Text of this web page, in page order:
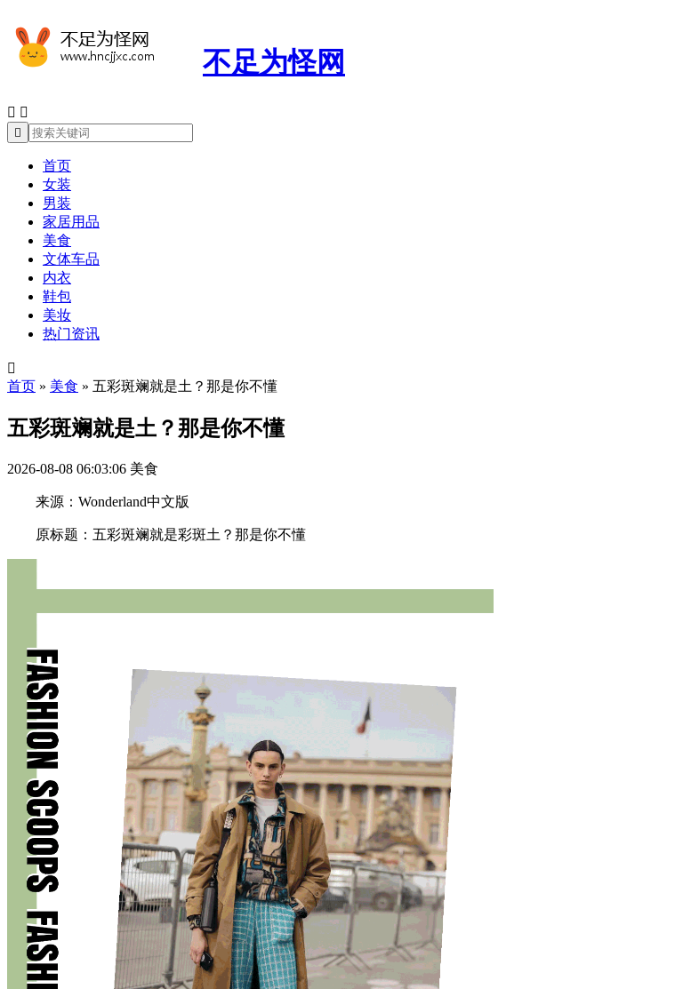
不足为怪网
 

首页
女装
男装
家居用品
美食
文体车品
内衣
鞋包
美妆
热门资讯

首页 » 美食 » 五彩斑斓就是土？那是你不懂
五彩斑斓就是土？那是你不懂
2026-08-08 06:03:06 美食
来源：Wonderland中文版
原标题：五彩斑斓就是彩斑土？那是你不懂